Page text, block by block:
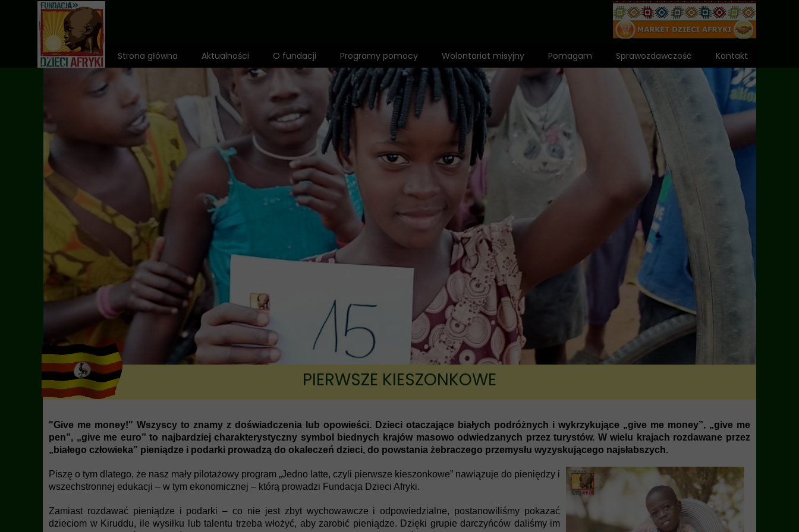
PIERWSZE KIESZONKOWE
"Give me money!" Wszyscy to znamy z doświadczenia lub opowieści. Dzieci otaczające białych podróżnych i wykrzykujące „give me money”, „give me
pen”, „give me euro” to najbardziej charakterystyczny symbol biednych krajów masowo odwiedzanych przez turystów. W wielu krajach rozdawane przez
„białego człowieka” pieniądze i podarki prowadzą do okaleczeń dzieci, do powstania żebraczego przemysłu wyzyskującego najsłabszych.
Piszę o tym dlatego, że nasz mały pilotażowy program „Jedno latte, czyli pierwsze kieszonkowe” nawiązuje do pieniędzy i
wszechstronnej edukacji – w tym ekonomicznej – którą prowadzi Fundacja Dzieci Afryki.
Zamiast rozdawać pieniądze i podarki – co nie jest zbyt wychowawcze i odpowiedzialne, postanowiliśmy pokazać
dzieciom w Kiruddu, ile wysiłku lub talentu trzeba włożyć, aby zarobić pieniądze. Dzięki grupie darczyńców daliśmy im
Strona główna Aktualności O fundacji
Zespół
Mapa działalności
Wyróżnienia
Rekomendacje
Anioł Dzieci Afryki
Standardy ochrony małoletnich
Polityka prywatności
Programy pomocy
1,5% dla Dzieci Afryki
Fundusz misyjny
Adopcja Serca
Bilet do Świata
Edukacja
Zdrowie i profilaktyka
Opieka i dożywianie
Pomoc niepełnosprawnym
Fundusz ks. Lemieszko
Wolontariat misyjny Pomagam Sprawozdawczość Kontakt
Wniosek o